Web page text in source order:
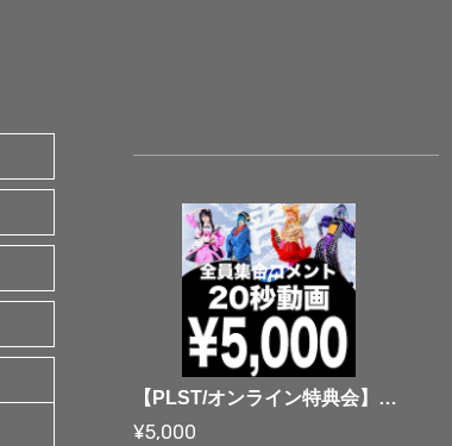
【PLST/オンライン特典会】08/16 プランクリーンスターズ 全員集合コメント20秒動画【水着衣装】
¥5,000